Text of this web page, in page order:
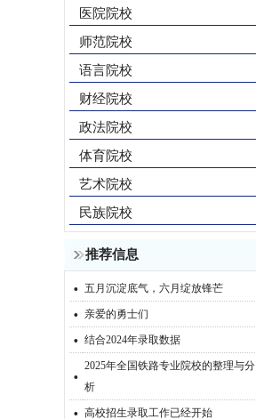
医院院校
师范院校
语言院校
财经院校
政法院校
体育院校
艺术院校
民族院校
推荐信息
· 五月沉淀底气，六月绽放锋芒
· 亲爱的勇士们
· 结合2024年录取数据
· 2025年全国铁路专业院校的整理与分
析
高校招生录取工作已经开始